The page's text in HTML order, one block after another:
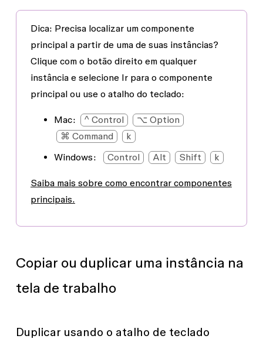
Dica: Precisa localizar um componente
principal a partir de uma de suas instâncias?
Clique com o botão direito em qualquer
instância e selecione Ir para o componente
principalou use o atalho do teclado:
Mac: ^ Control
⌥ Option
⌘ Command
k
Windows:
Control Alt Shift k
Saiba mais sobre como encontrar componentes
principais.
Copiar ou duplicar uma instância na
tela de trabalho
Duplicar usando o atalho de teclado